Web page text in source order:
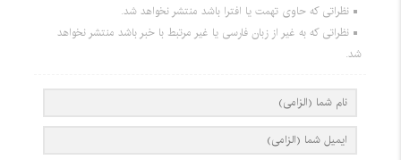
نظراتی که حاوی تهمت یا افترا باشد منتشر نخواهد شد.
نظراتی که به غیر از زبان فارسی یا غیر مرتبط با خبر باشد منتشر نخواهد
شد.